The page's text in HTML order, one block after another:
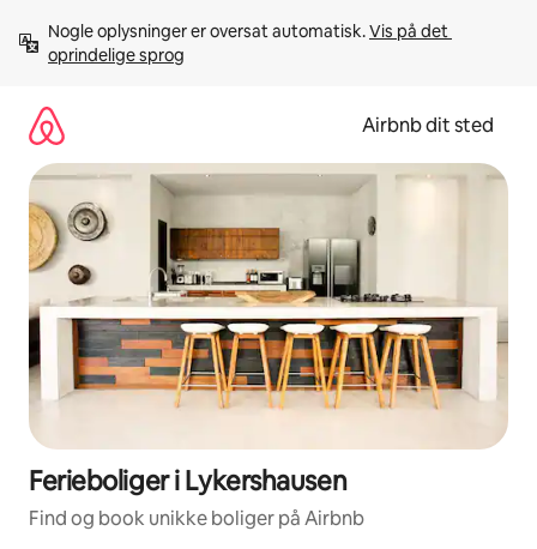
videre
Nogle oplysninger er oversat automatisk. Vis på det
oprindelige sprog
Airbnb dit sted
Ferieboliger i Lykershausen
Find og book unikke boliger på Airbnb